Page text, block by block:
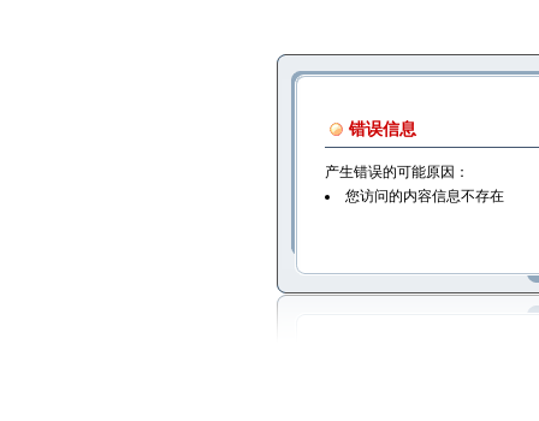
错误信息
产生错误的可能原因：
您访问的内容信息不存在